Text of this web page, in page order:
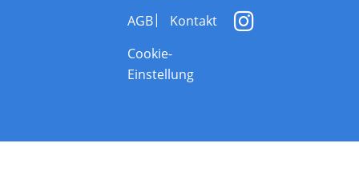
AGB
Kontakt
Cookie-
Einstellung